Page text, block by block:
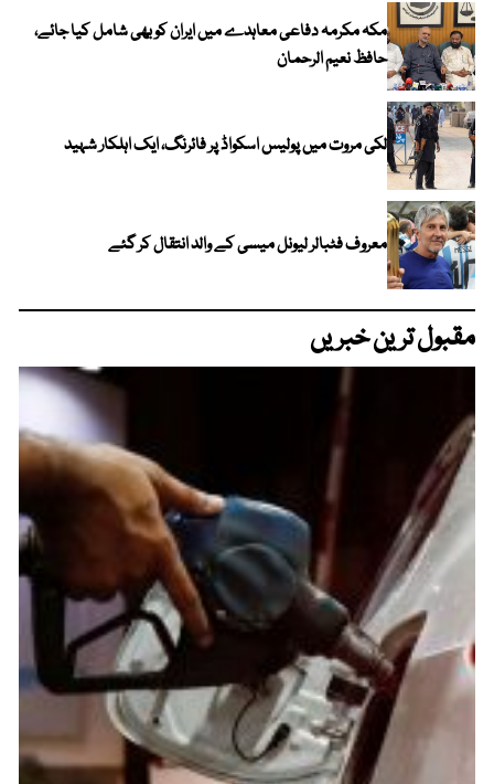
مکہ مکرمہ دفاعی معاہدے میں ایران کو بھی شامل کیا جائے،
حافظ نعیم الرحمان
لکی مروت میں پولیس اسکواڈ پر فائرنگ، ایک اہلکار شہید
معروف فٹبالر لیونل میسی کے والد انتقال کر گئے
مقبول ترین خبریں